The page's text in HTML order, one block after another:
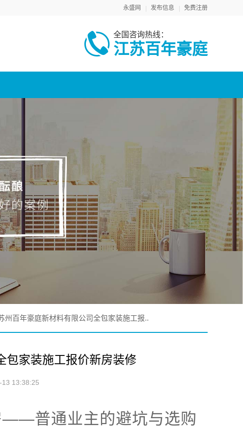
永盛网 发布信息 免费注册
全国咨询热线：
江苏百年豪庭
州百年豪庭新材料有限公司全包家装施工报..
包家装施工报价新房装修
13 13:38:25
——普通业主的避坑与选购